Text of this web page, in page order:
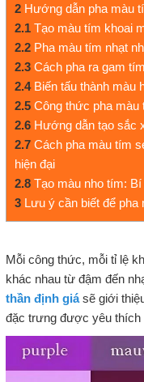
2 Hướng dẫn pha màu
2.1 Tạo màu tím khoai
2.2 Pha màu tím nhạt
2.3 Cách pha ra gam
2.4 Biến tấu thành màu
2.5 Công thức pha màu
2.6 Hướng dẫn tạo sắc
2.7 Cách pha màu tím
hiện đại
2.8 Tạo màu nho tím:
3 Lưu ý cần biết để pha
Mỗi công thức, mỗi tỉ lệ
khác nhau từ đậm đến
thần định giásẽ giới
đặc trưng được yêu thích